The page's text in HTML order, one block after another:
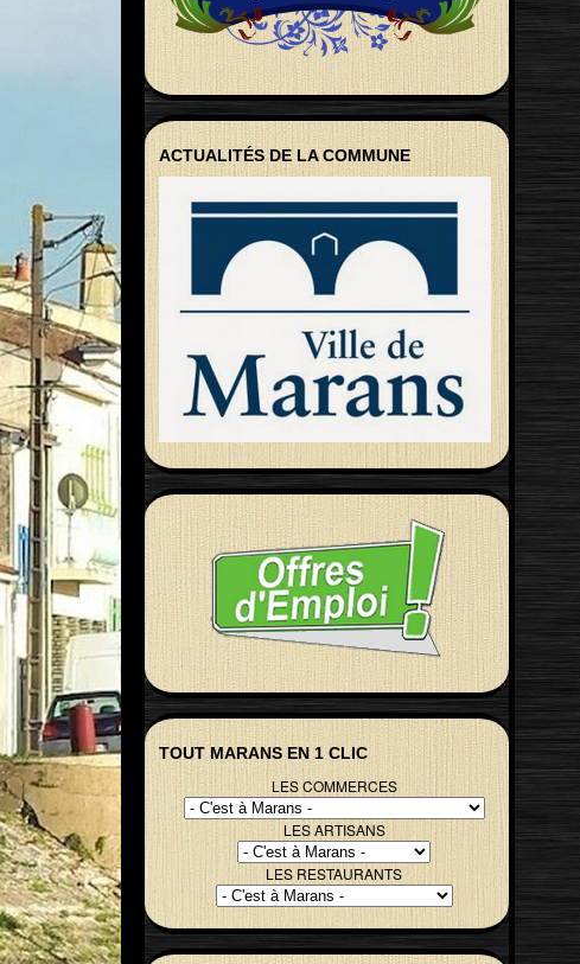
ACTUALITÉS DE LA COMMUNE
TOUT MARANS EN 1 CLIC
LES COMMERCES
LES ARTISANS
LES RESTAURANTS